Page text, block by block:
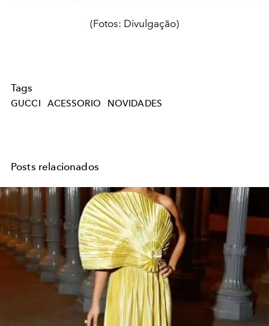
(Fotos: Divulgação)
Tags
GUCCI ACESSORIO NOVIDADES
Posts relacionados